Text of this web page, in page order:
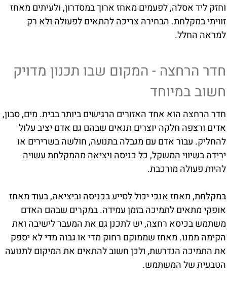
וחזק ליד אסלה, לפעמים מאחז ארוך במסדרון, ולעיתים מאחז
זוויתי במקלחת. הבחירה צריכה להתאים לפעולה ולא רק
למראה החלל.
חדר הרחצה - המקום שבו תכנון מדויק
חשוב במיוחד
חדר הרחצה הוא אחד האזורים הרגישים ביותר בבית. מים, סבון,
אדים ורצפה חלקה יוצרים תנאים שבהם גם אדם יציב עלול
להחליק. עבור אדם עם מגבלה בתנועה, חולשה בשרירים או
ירידה בשיווי המשקל, כל כניסה ויציאה מהמקלחת עשויה
להיות פעולה מורכבת.
במקלחת, מאחז אנכי יכול לסייע בכניסה וביציאה, בעוד מאחז
אופקי מתאים לתמיכה בזמן עמידה. במקרים שבהם האדם
משתמש בכיסא רחצה, יש לתכנן גם את המעבר לישיבה ואת
הקימה ממנו. מאחז שממוקם רחוק מדי או גבוה מדי לא יספק
את התמיכה הנדרשת, ולכן חשוב להתאים את המיקום לתנועה
הטבעית של המשתמש.